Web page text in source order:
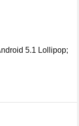
5.1 Lollipop;